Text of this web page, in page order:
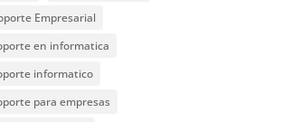
Empresarial
en informatica
informatico
para empresas